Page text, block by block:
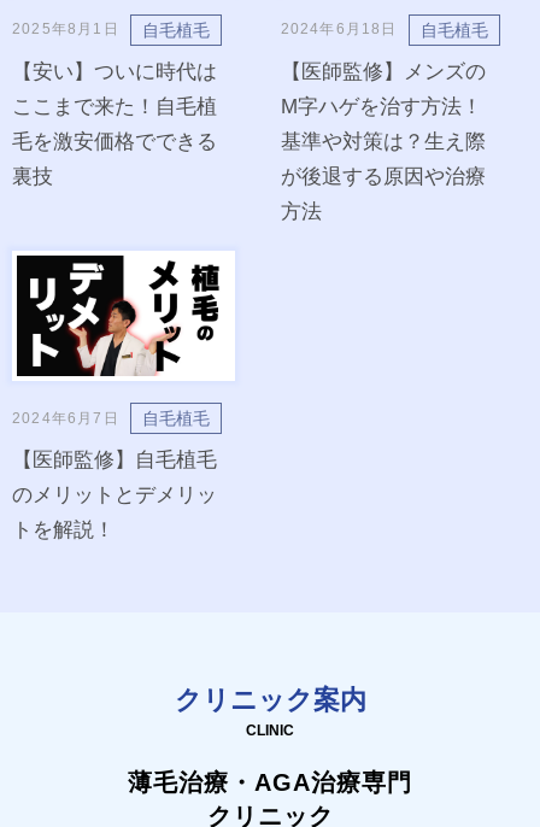
2025年8月1日 自毛植毛
【安い】ついに時代は
ここまで来た！自毛植
毛を激安価格でできる
裏技
2024年6月18日 自毛植毛
【医師監修】メンズの
M字ハゲを治す方法！
基準や対策は？生え際
が後退する原因や治療
方法
2024年6月7日 自毛植毛
【医師監修】自毛植毛
のメリットとデメリッ
トを解説！
クリニック案内
CLINIC
薄毛治療・AGA治療専門
クリニック